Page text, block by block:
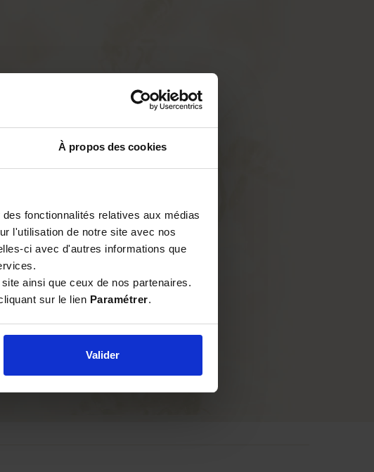
À propos des cookies
fonctionnalités relatives aux médias
l'utilisation de notre site avec nos
ci avec d'autres informations que
ainsi que ceux de nos partenaires.
sur le lien Paramétrer.
Valider